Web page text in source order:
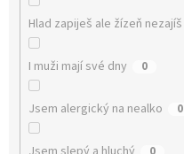
Hlad zapiješ ale žízeň nezajíš
I muži mají své dny 0
Jsem alergický na nealko 0